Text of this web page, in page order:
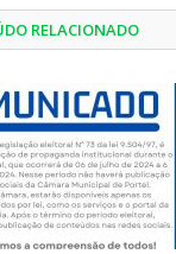
RELACIONADO